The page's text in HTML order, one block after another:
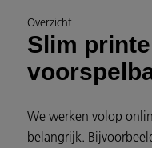
Overzicht
Slim
We werken volop
belangrijk.